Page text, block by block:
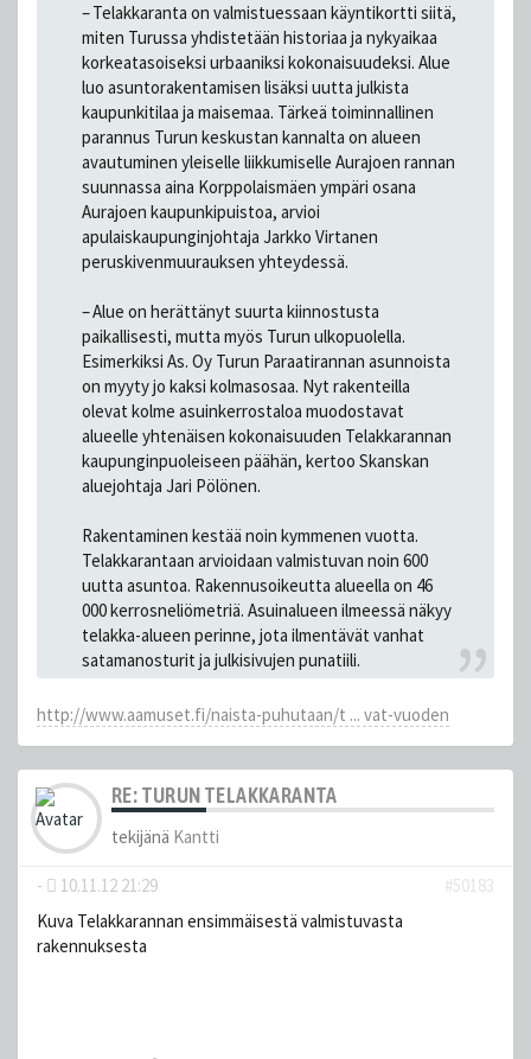
– Telakkaranta on valmistuessaan käyntikortti siitä,
miten Turussa yhdistetään historiaa ja nykyaikaa
korkeatasoiseksi urbaaniksi kokonaisuudeksi. Alue
luo asuntorakentamisen lisäksi uutta julkista
kaupunkitilaa ja maisemaa. Tärkeä toiminnallinen
parannus Turun keskustan kannalta on alueen
avautuminen yleiselle liikkumiselle Aurajoen rannan
suunnassa aina Korppolaismäen ympäri osana
Aurajoen kaupunkipuistoa, arvioi
apulaiskaupunginjohtaja Jarkko Virtanen
peruskivenmuurauksen yhteydessä.
– Alue on herättänyt suurta kiinnostusta
paikallisesti, mutta myös Turun ulkopuolella.
Esimerkiksi As. Oy Turun Paraatirannan asunnoista
on myyty jo kaksi kolmasosaa. Nyt rakenteilla
olevat kolme asuinkerrostaloa muodostavat
alueelle yhtenäisen kokonaisuuden Telakkarannan
kaupunginpuoleiseen päähän, kertoo Skanskan
aluejohtaja Jari Pölönen.
Rakentaminen kestää noin kymmenen vuotta.
Telakkarantaan arvioidaan valmistuvan noin 600
uutta asuntoa. Rakennusoikeutta alueella on 46
000 kerrosneliömetriä. Asuinalueen ilmeessä näkyy
telakka-alueen perinne, jota ilmentävät vanhat
satamanosturit ja julkisivujen punatiili.
http://www.aamuset.fi/naista-puhutaan/t ... vat-vuoden
RE: TURUN TELAKKARANTA
tekijänä Kantti
- 10.11.12 21:29
#50183
Kuva Telakkarannan ensimmäisestä valmistuvasta
rakennuksesta